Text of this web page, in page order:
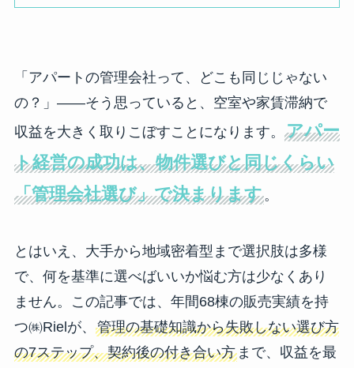
「アパートの管理会社って、どこも同じじゃない
の？」——そう思っていると、空室や家賃滞納で
収益を大きく取りこぼすことになります。 アパー
ト経営の成功は、物件選びと同じくらい
「管理会社選び」で決まります。
とはいえ、大手から地域密着型まで選択肢は多様
で、何を基準に選べばいいか悩む方は少なくあり
ません。この記事では、年間68棟の販売実績を持
つ㈱Rielが、 管理の基礎知識から失敗しない選び方
の7ステップ、契約後の付き合い方まで、収益を最